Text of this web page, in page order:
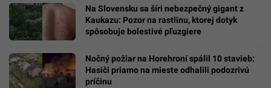
Na Slovensku sa šíri nebezpečný gigant z
Kaukazu: Pozor na rastlinu, ktorej dotyk
spôsobuje bolestivé pľuzgiere
Nočný požiar na Horehroní spálil 10 stavieb:
Hasiči priamo na mieste odhalili podozrivú
príčinu